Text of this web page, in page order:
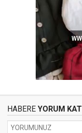
HABERE YORUM KAT